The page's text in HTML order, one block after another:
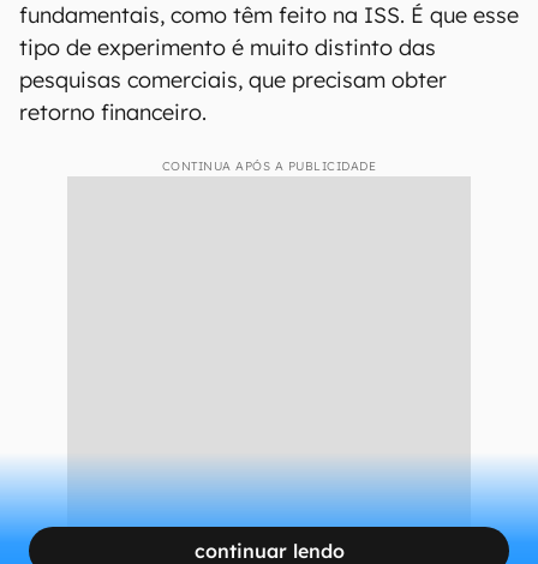
fundamentais, como têm feito na ISS. É que esse
tipo de experimento é muito distinto das
pesquisas comerciais, que precisam obter
retorno financeiro.
CONTINUA APÓS A PUBLICIDADE
continuar lendo